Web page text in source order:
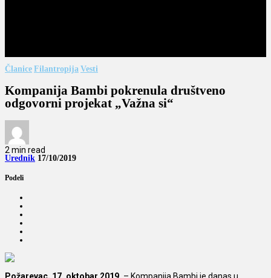
Članice Filantropija Vesti
Kompanija Bambi pokrenula društveno
odgovorni projekat „Važna si“
2 min read
Urednik 17/10/2019
Podeli